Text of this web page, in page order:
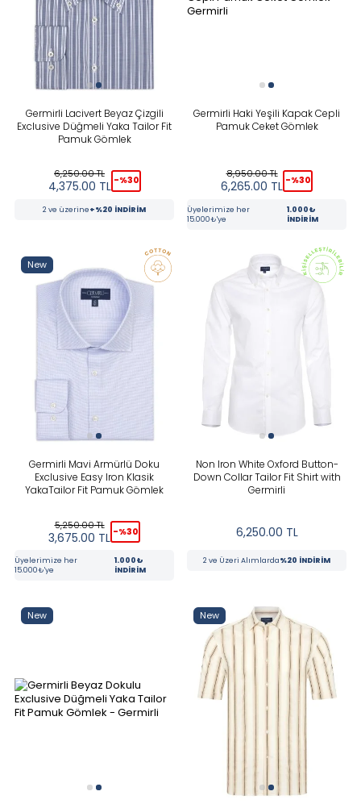
Germirli Lacivert Beyaz Çizgili
Exclusive Düğmeli Yaka Tailor Fit
Pamuk Gömlek
6,250.00TL
4,375.00 TL -%30
2 ve üzerine+%20 İNDİRİM
Germirli Haki Yeşili Kapak Cepli
Pamuk Ceket Gömlek
8,950.00TL
6,265.00 TL -%30
Üyelerimize her
15.000₺'ye
1.000₺
İNDİRİM
New
Germirli Mavi Armürlü Doku
Exclusive Easy Iron Klasik
YakaTailor Fit Pamuk Gömlek
5,250.00TL
3,675.00 TL -%30
Üyelerimize her
15.000₺'ye
1.000₺
İNDİRİM
Non Iron White Oxford Button-
Down Collar Tailor Fit Shirt with
Germirli
6,250.00 TL
2 ve Üzeri Alımlarda%20 İNDİRİM
New New